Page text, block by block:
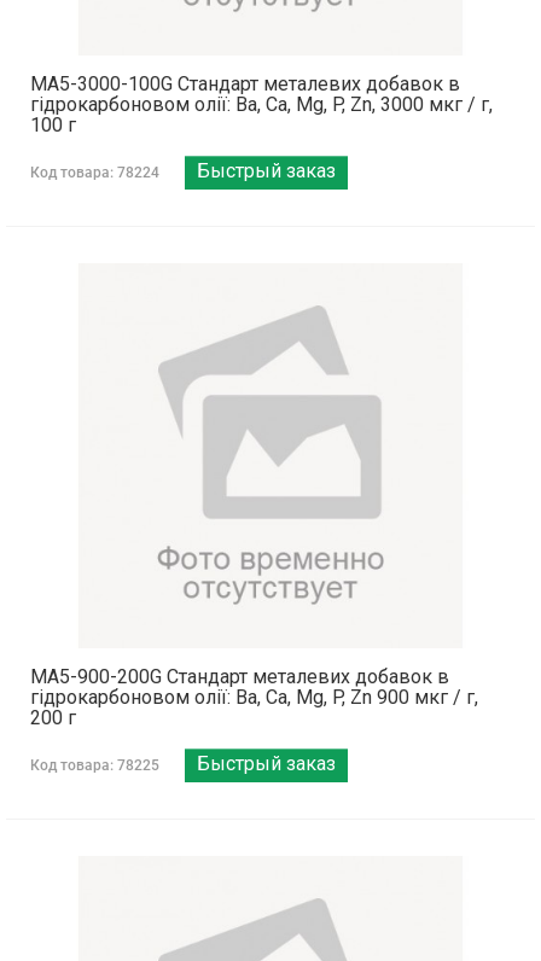
MA5-3000-100G Стандарт металевих добавок в
гідрокарбоновом олії: Ba, Ca, Mg, P, Zn, 3000 мкг / г,
100 г
Код товара: 78224 Быстрый заказ
MA5-900-200G Стандарт металевих добавок в
гідрокарбоновом олії: Ba, Ca, Mg, P, Zn 900 мкг / г,
200 г
Код товара: 78225 Быстрый заказ